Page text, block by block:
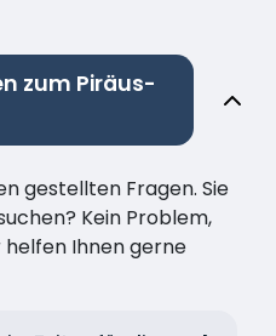
zum Piräus-
gestellten Fragen. Sie
Kein Problem,
helfen Ihnen gerne